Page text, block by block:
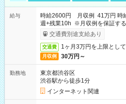
給与
時給2600円 月収例 41万円 時
週+残業10h ※月収例を保証す
受取りサービス利用可（利用条件
交通費別途支給あり
交通費 1ヶ月3万円を上限とし
月収例 30万円～
勤務地
東京都渋谷区
渋谷駅から徒歩1分
インターネット関連